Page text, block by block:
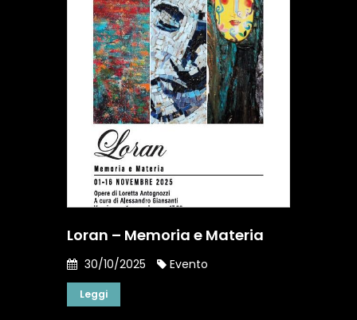
Loran – Memoria e Materia
30/10/2025 Evento
Leggi